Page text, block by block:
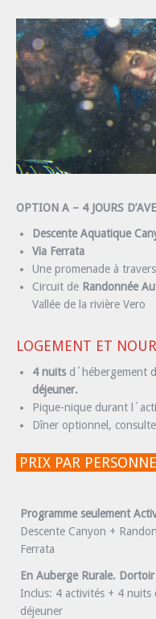
OPTION A – 4 JOURS
Descente Aquatique
Via Ferrata
Une promenade à
Circuit de Randonnée
Vallée de la rivière Vero
LOGEMENT ET
4 nuitsd´hébergement
déjeuner.
Pique-nique durant
Dîner optionnel,
PRIX PAR
Programme seulement
Descente Canyon +
Ferrata
En Auberge Rurale.
Inclus: 4 activités + 4
déjeuner